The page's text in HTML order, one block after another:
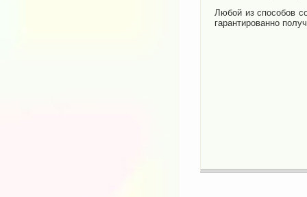
Любой из способов
гарантированно